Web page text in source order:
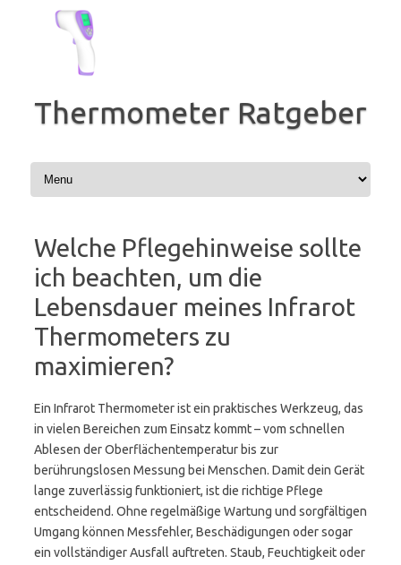
springen
Thermometer Ratgeber
Welche Pflegehinweise sollte
ich beachten, um die
Lebensdauer meines Infrarot
Thermometers zu
maximieren?
Ein Infrarot Thermometer ist ein praktisches Werkzeug, das
in vielen Bereichen zum Einsatz kommt – vom schnellen
Ablesen der Oberflächentemperatur bis zur
berührungslosen Messung bei Menschen. Damit dein Gerät
lange zuverlässig funktioniert, ist die richtige Pflege
entscheidend. Ohne regelmäßige Wartung und sorgfältigen
Umgang können Messfehler, Beschädigungen oder sogar
ein vollständiger Ausfall auftreten. Staub, Feuchtigkeit oder